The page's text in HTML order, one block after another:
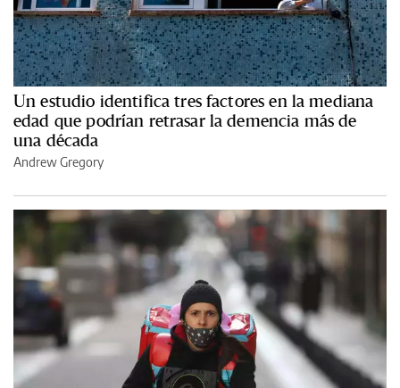
Un estudio identifica tres factores en la mediana
edad que podrían retrasar la demencia más de
una década
Andrew Gregory